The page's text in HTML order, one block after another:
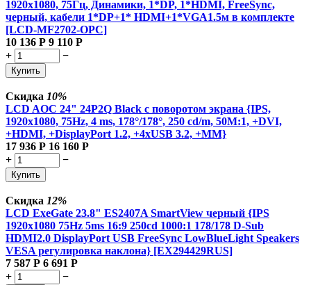
1920x1080, 75Гц, Динамики, 1*DP, 1*HDMI, FreeSync,
черный, кабели 1*DP+1* HDMI+1*VGA1.5м в комплекте
[LCD-MF2702-OPC]
10 136 Р 9 110 Р
+
−
Купить
Скидка 10%
LCD AOC 24" 24P2Q Black с поворотом экрана {IPS,
1920x1080, 75Hz, 4 ms, 178°/178°, 250 cd/m, 50M:1, +DVI,
+HDMI, +DisplayPort 1.2, +4xUSB 3.2, +MM}
17 936 Р 16 160 Р
+
−
Купить
Скидка 12%
LCD ExeGate 23.8" ES2407A SmartView черный {IPS
1920x1080 75Hz 5ms 16:9 250cd 1000:1 178/178 D-Sub
HDMI2.0 DisplayPort USB FreeSync LowBlueLight Speakers
VESA регулировка наклона} [EX294429RUS]
7 587 Р 6 691 Р
+
−